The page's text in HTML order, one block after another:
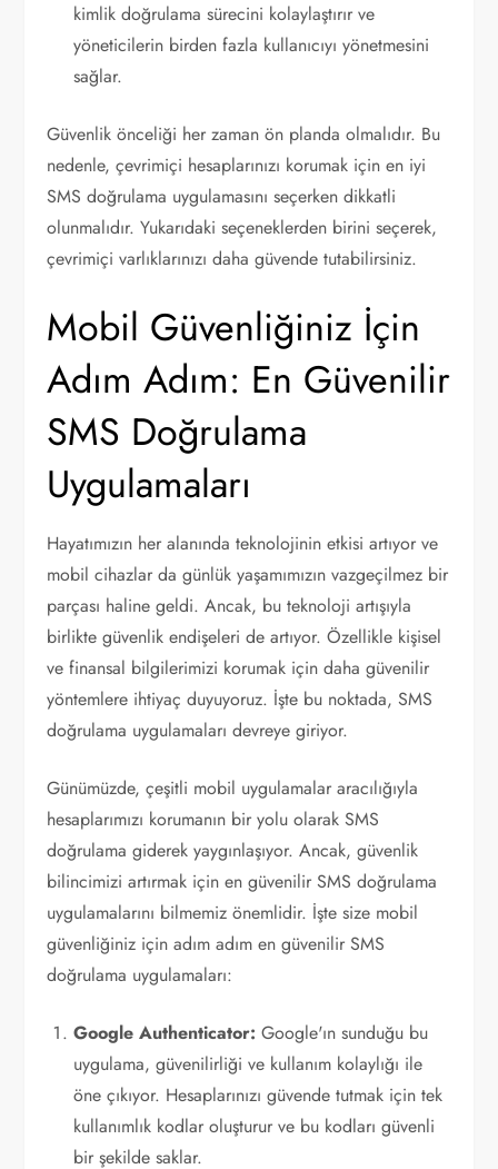
kimlik doğrulama sürecini kolaylaştırır ve
yöneticilerin birden fazla kullanıcıyı yönetmesini
sağlar.
Güvenlik önceliği her zaman ön planda olmalıdır. Bu
nedenle, çevrimiçi hesaplarınızı korumak için en iyi
SMS doğrulama uygulamasını seçerken dikkatli
olunmalıdır. Yukarıdaki seçeneklerden birini seçerek,
çevrimiçi varlıklarınızı daha güvende tutabilirsiniz.
Mobil Güvenliğiniz İçin
Adım Adım: En Güvenilir
SMS Doğrulama
Uygulamaları
Hayatımızın her alanında teknolojinin etkisi artıyor ve
mobil cihazlar da günlük yaşamımızın vazgeçilmez bir
parçası haline geldi. Ancak, bu teknoloji artışıyla
birlikte güvenlik endişeleri de artıyor. Özellikle kişisel
ve finansal bilgilerimizi korumak için daha güvenilir
yöntemlere ihtiyaç duyuyoruz. İşte bu noktada, SMS
doğrulama uygulamaları devreye giriyor.
Günümüzde, çeşitli mobil uygulamalar aracılığıyla
hesaplarımızı korumanın bir yolu olarak SMS
doğrulama giderek yaygınlaşıyor. Ancak, güvenlik
bilincimizi artırmak için en güvenilir SMS doğrulama
uygulamalarını bilmemiz önemlidir. İşte size mobil
güvenliğiniz için adım adım en güvenilir SMS
doğrulama uygulamaları:
Google Authenticator: Google'ın sunduğu bu
uygulama, güvenilirliği ve kullanım kolaylığı ile
öne çıkıyor. Hesaplarınızı güvende tutmak için tek
kullanımlık kodlar oluşturur ve bu kodları güvenli
bir şekilde saklar.